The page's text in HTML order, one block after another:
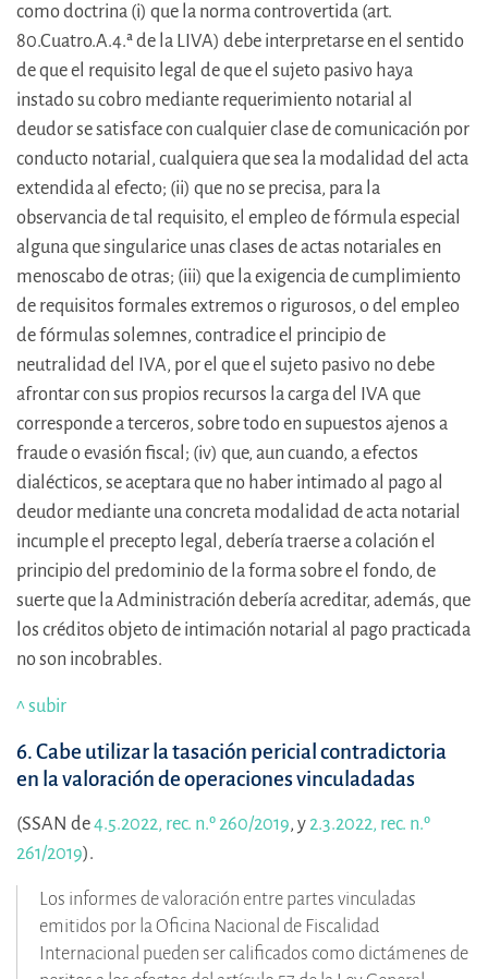
como doctrina (i) que la norma controvertida (art.
80.Cuatro.A.4.ª de la LIVA) debe interpretarse en el sentido
de que el requisito legal de que el sujeto pasivo haya
instado su cobro mediante requerimiento notarial al
deudor se satisface con cualquier clase de comunicación por
conducto notarial, cualquiera que sea la modalidad del acta
extendida al efecto; (ii) que no se precisa, para la
observancia de tal requisito, el empleo de fórmula especial
alguna que singularice unas clases de actas notariales en
menoscabo de otras; (iii) que la exigencia de cumplimiento
de requisitos formales extremos o rigurosos, o del empleo
de fórmulas solemnes, contradice el principio de
neutralidad del IVA, por el que el sujeto pasivo no debe
afrontar con sus propios recursos la carga del IVA que
corresponde a terceros, sobre todo en supuestos ajenos a
fraude o evasión fiscal; (iv) que, aun cuando, a efectos
dialécticos, se aceptara que no haber intimado al pago al
deudor mediante una concreta modalidad de acta notarial
incumple el precepto legal, debería traerse a colación el
principio del predominio de la forma sobre el fondo, de
suerte que la Administración debería acreditar, además, que
los créditos objeto de intimación notarial al pago practicada
no son incobrables.
^ subir
6. Cabe utilizar la tasación pericial contradictoria
en la valoración de operaciones vinculadadas
(SSAN de4.5.2022, rec. n.º 260/2019, y2.3.2022, rec. n.º
261/2019).
Los informes de valoración entre partes vinculadas
emitidos por la Oficina Nacional de Fiscalidad
Internacional pueden ser calificados como dictámenes de